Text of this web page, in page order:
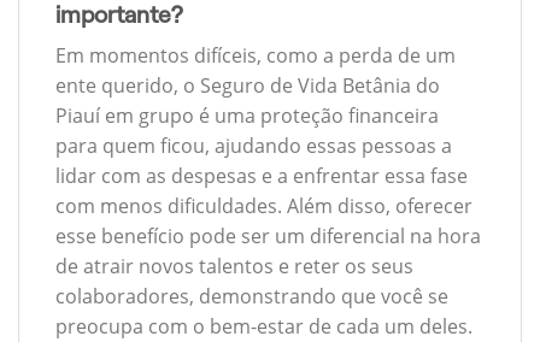
importante?
Em momentos difíceis, como a perda de um
ente querido, o Seguro de Vida Betânia do
Piauí em grupo é uma proteção financeira
para quem ficou, ajudando essas pessoas a
lidar com as despesas e a enfrentar essa fase
com menos dificuldades. Além disso, oferecer
esse benefício pode ser um diferencial na hora
de atrair novos talentos e reter os seus
colaboradores, demonstrando que você se
preocupa com o bem-estar de cada um deles.